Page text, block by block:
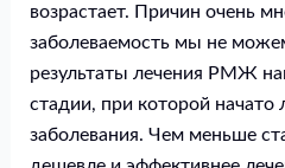
возрастает. Причин очень
заболеваемость мы не
результаты лечения РМЖ
стадии, при которой начато
заболевания. Чем меньше